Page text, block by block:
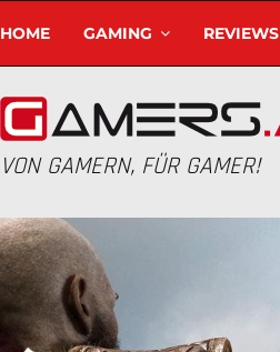
HOME GAMING REVIEWS
VON GAMERN, FÜR GAMER!